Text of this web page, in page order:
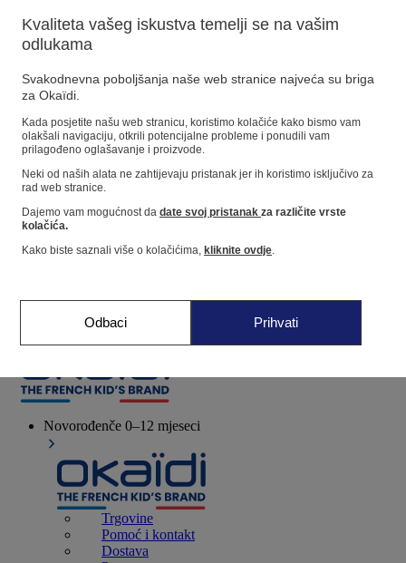
Naši savjeti
Predloženi proizvodi
Pogledajte sve proizvode
Dućan
Moje informacije
Košarica
Favoriti
Novorođenče 0–12 mjeseci
Trgovine
Pomoć i kontakt
Dostava
Kvaliteta vašeg iskustva temelji se na vašim
odlukama
Svakodnevna poboljšanja naše web stranice najveća su briga
za Okaïdi.
Kada posjetite našu web stranicu, koristimo kolačiće kako bismo vam
olakšali navigaciju, otkrili potencijalne probleme i ponudili vam
prilagođeno oglašavanje i proizvode.
Neki od naših alata ne zahtijevaju pristanak jer ih koristimo isključivo za
rad web stranice.
Dajemo vam mogućnost da date svoj pristanak za različite vrste
kolačića.
Kako biste saznali više o kolačićima, kliknite ovdje.
Odbaci Prihvati